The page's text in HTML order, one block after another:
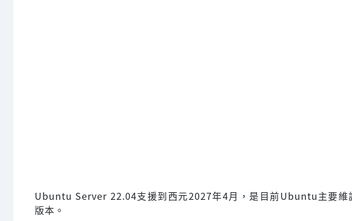
Ubuntu Server 22.04支援到西元2027年4月，是目前Ubuntu主要維
版本。